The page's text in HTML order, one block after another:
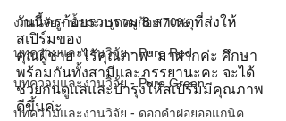
งานวิจัย - น้ำมะกรูดครูก้อย 70%
บทความและงานวิจัย - Pure Red
บทความและงานวิจัย - Pure Green
บทความและงานวิจัย - ดอกคำฝอยออแกนิค
วันนี้ครูก้อยรวบรวม 8 สาเหตุที่ส่งให้
สเปิร์มของ
คุณผู้ชาย "ไร้คุณภาพ" มาฝากค่ะ ศึกษา
พร้อมกันทั้งสามีและภรรยานะคะ จะได้
ช่วยกันดูแลและบำรุงให้สเปิร์มมีคุณภาพ
ดีขึ้นค่ะ